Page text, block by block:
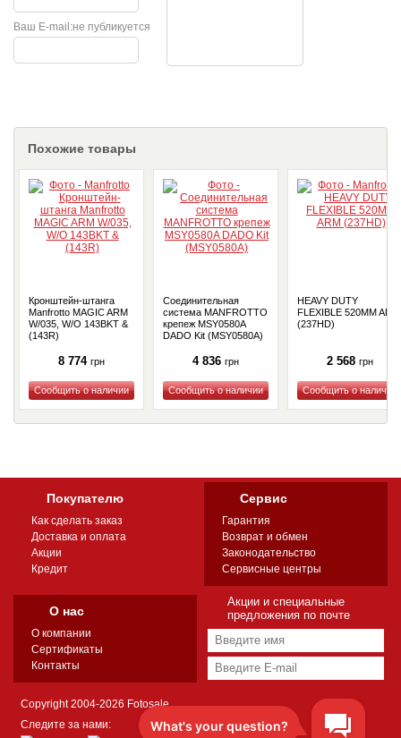
не публикуется
Ваш E-mail:
Похожие товары
Кронштейн-штанга
Manfrotto MAGIC ARM
W/035, W/O 143BKT &
(143R)
8 774 грн
Купить
Соединительная
система MANFROTTO
крепеж MSY0580A
DADO Kit (MSY0580A)
4 836 грн
Купить
HEAVY DUTY
FLEXIBLE 520MM ARM
(237HD)
2 568 грн
Купить
Покупателю
Как сделать заказ
Доставка и оплата
Акции
Кредит
Сервис
Гарантия
Возврат и обмен
Законодательство
Сервисные центры
О нас
О компании
Сертификаты
Контакты
Акции и специальные
предложения по почте
Copyright 2004-2026 Fotosale
Следите за нами: